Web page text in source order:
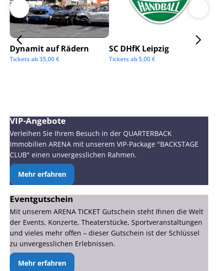
Dynamit auf Rädern
Tickets ab35,00€
SC DHfK Leipzig
Tickets ab5,00€
VIP-Angebote
Verleihen Sie Ihrem Besuch in der QUARTERBACK
Immobilien ARENA mit unserem VIP-Package "BACKSTAGE
CLUB" einen unvergesslichen Rahmen.
Mehr erfahren
Eventgutschein
Mit unserem ARENA TICKET Gutschein steht Ihnen die Welt
der Events, Konzerte, Theaterstücke, Sportveranstaltungen
und vieles mehr offen – dieser Gutschein ist der Schlüssel
zu unvergesslichen Erlebnissen.
Mehr erfahren